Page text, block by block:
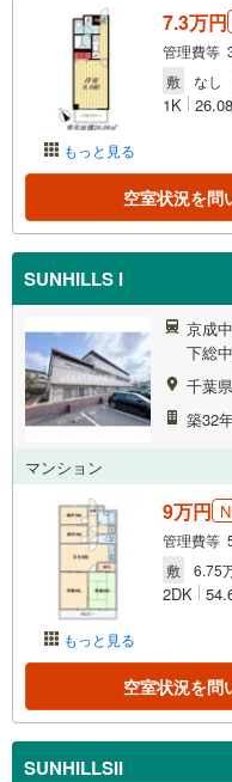
もっと見る
7.3万円
管理費等
敷
なし
1K
空室状況を問
SUNHILLS I
京成
下総
千葉
築32
マンション
もっと見る
9万円
管理費等
敷
6.75
2DK
空室状況を問
SUNHILLSII